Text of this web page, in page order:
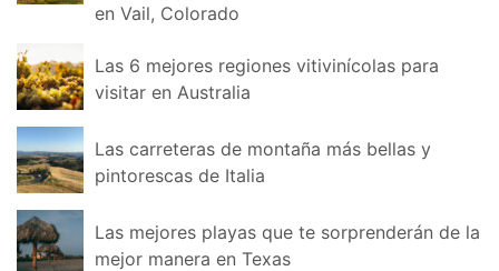
en Vail, Colorado
Las 6 mejores regiones vitivinícolas para
visitar en Australia
Las carreteras de montaña más bellas y
pintorescas de Italia
Las mejores playas que te sorprenderán de la
mejor manera en Texas